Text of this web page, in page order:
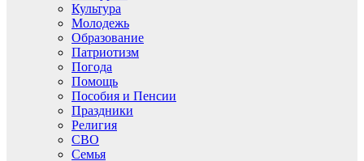
Культура
Молодежь
Образование
Патриотизм
Погода
Помощь
Пособия и Пенсии
Праздники
Религия
СВО
Семья